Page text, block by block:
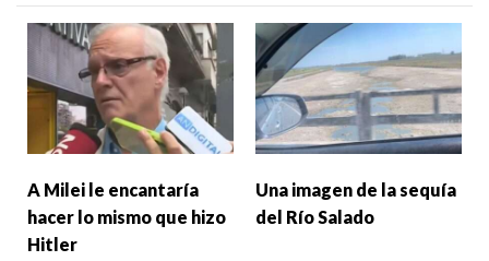
A Milei le encantaría
hacer lo mismo que hizo
Hitler
Una imagen de la sequía
del Río Salado